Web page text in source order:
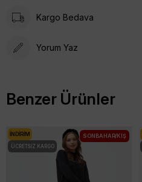
Kargo Bedava
Yorum Yaz
Benzer Ürünler
İNDIRIM
ÜCRETSIZ KARGO
SONBAHAR/KIŞ